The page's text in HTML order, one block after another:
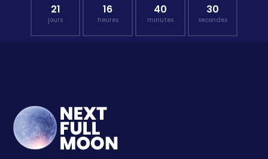
21
jours
16
heures
40
minutes
29
secondes